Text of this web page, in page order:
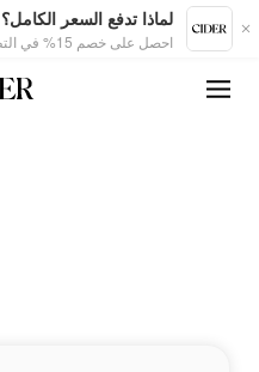
لماذا تدفع السعر الكامل؟
احصل على خصم 15% في التطبيق